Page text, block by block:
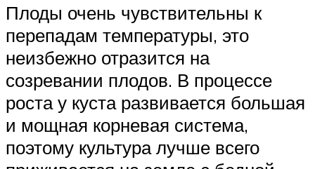
Плоды очень чувствительны к
перепадам температуры, это
неизбежно отразится на
созревании плодов. В процессе
роста у куста развивается большая
и мощная корневая система,
поэтому культура лучше всего